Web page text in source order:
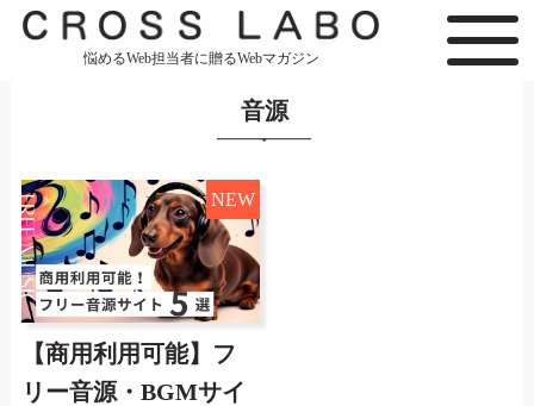
悩めるWeb担当者に贈るWebマガジン
音源
NEW
【商用利用可能】フ
リー音源・BGMサイ